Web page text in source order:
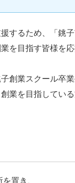
するため、「銚
を目指す皆様を応
創業スクール卒
業を目指してい
置き、